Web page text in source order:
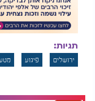
בפיגוע השני בצומת
קל. "היינו בתחנת
תגיות:
ירושלים פיגוע